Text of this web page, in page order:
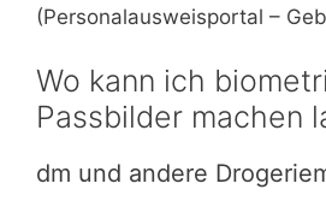
(Personalausweisportal –
Wo kann ich
Passbilder machen
dm und andere